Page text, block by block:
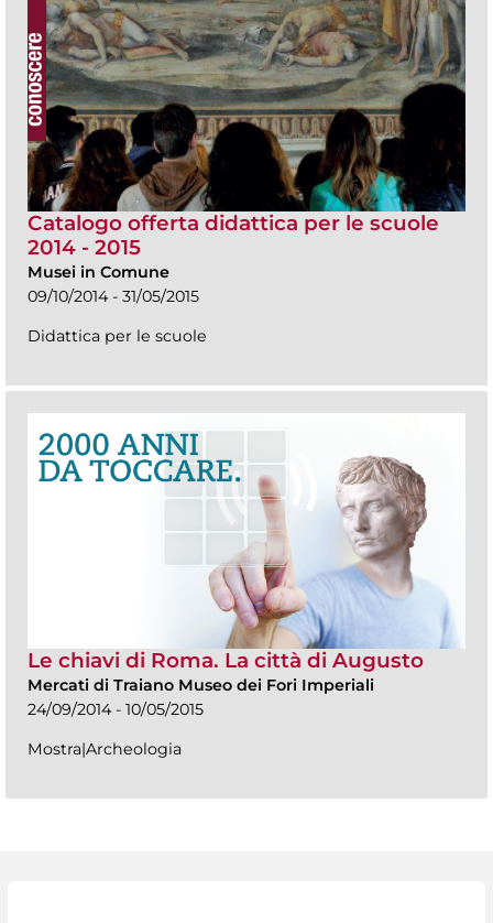
Catalogo offerta didattica per le scuole
2014 - 2015
Musei in Comune
09/10/2014 - 31/05/2015
Didattica per le scuole
Le chiavi di Roma. La città di Augusto
Mercati di Traiano Museo dei Fori Imperiali
24/09/2014 - 10/05/2015
Mostra|Archeologia